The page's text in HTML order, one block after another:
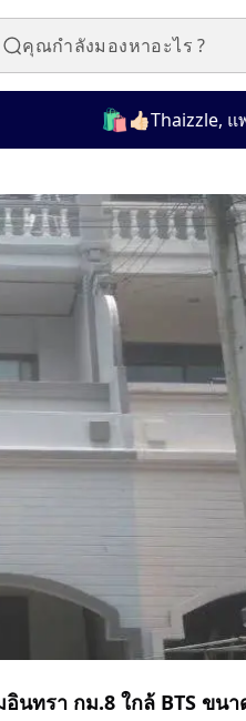
👍🏻Thaizzle, แพล
ทรา กม.8 ใกล้ BTS ขนา